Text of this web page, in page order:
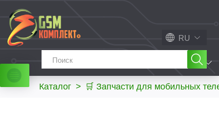
RU
МЕНЮ
Каталог > 🛒 Запчасти для мобильных